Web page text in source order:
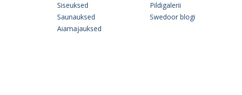
Siseuksed
Saunauksed
Aiamajauksed
Pildigalerii
Swedoor blogi